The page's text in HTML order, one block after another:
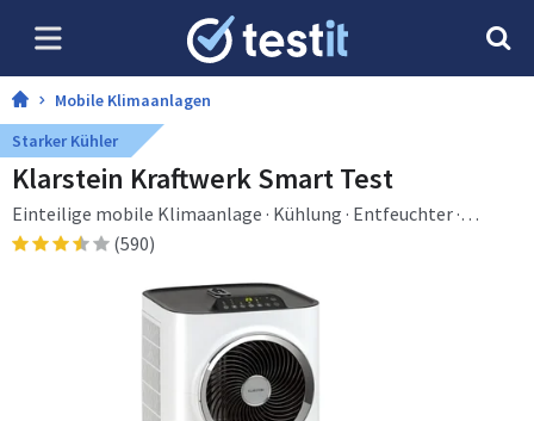
Mobile Klimaanlagen
Starker Kühler
Klarstein Kraftwerk Smart Test
Einteilige mobile Klimaanlage · Kühlung · Entfeuchter ·
Ventilierend · 10000 BTU/h · 2900 W · 23 l/h · 48 dB
(590)